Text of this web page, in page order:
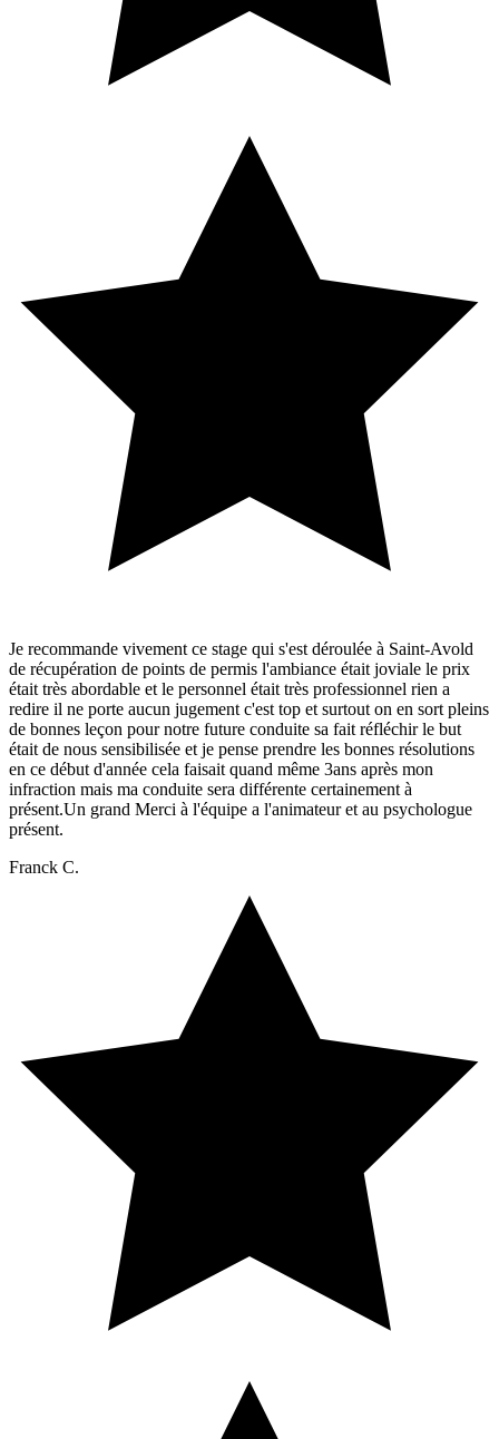
Je recommande vivement ce stage qui s'est déroulée à Saint-Avold
de récupération de points de permis l'ambiance était joviale le prix
était très abordable et le personnel était très professionnel rien a
redire il ne porte aucun jugement c'est top et surtout on en sort pleins
de bonnes leçon pour notre future conduite sa fait réfléchir le but
était de nous sensibilisée et je pense prendre les bonnes résolutions
en ce début d'année cela faisait quand même 3ans après mon
infraction mais ma conduite sera différente certainement à
présent.Un grand Merci à l'équipe a l'animateur et au psychologue
présent.
Franck C.